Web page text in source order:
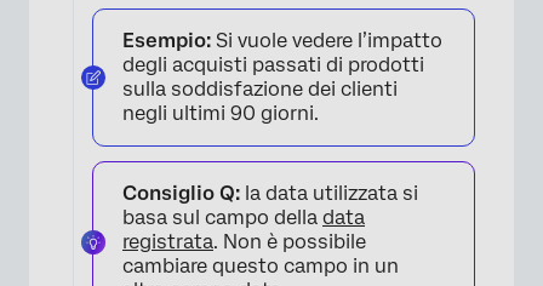
Esempio: Si vuole vedere l’impatto
degli acquisti passati di prodotti
sulla soddisfazione dei clienti
negli ultimi 90 giorni.
Consiglio Q: la data utilizzata si
basa sul campo della data
registrata. Non è possibile
cambiare questo campo in un